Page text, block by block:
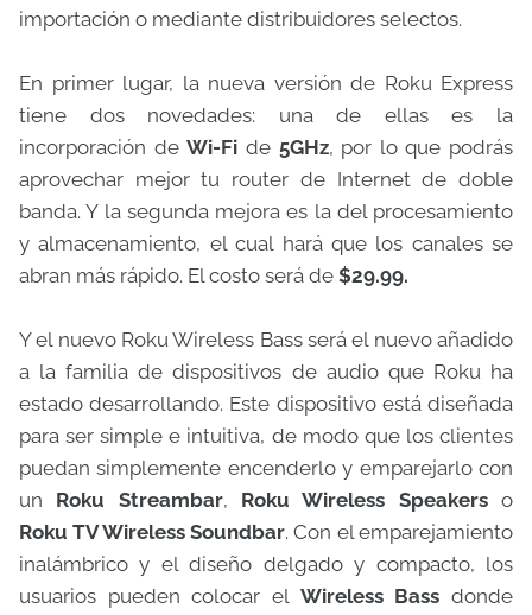
importación o mediante distribuidores selectos.
En primer lugar, la nueva versión de Roku Express
tiene dos novedades: una de ellas es la
incorporación deWi-Fi de 5GHz, por lo que podrás
aprovechar mejor tu router de Internet de doble
banda. Y la segunda mejora es la del procesamiento
y almacenamiento, el cual hará que los canales se
abran más rápido. El costo será de $29.99.
Y el nuevo RokuWireless Bass será el nuevo añadido
a la familia de dispositivos de audio que Roku ha
estado desarrollando. Este dispositivo está diseñada
para ser simple e intuitiva, de modo que los clientes
puedan simplemente encenderlo y emparejarlo con
un Roku Streambar, Roku Wireless Speakerso
Roku TV Wireless Soundbar. Con el emparejamiento
inalámbrico y el diseño delgado y compacto, los
usuarios pueden colocar el Wireless Bass donde